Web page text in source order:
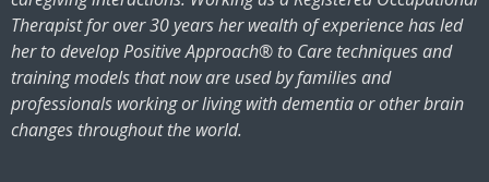
Therapist for over 30 years her wealth of experience has led
her to develop Positive Approach® to Care techniques and
training models that now are used by families and
professionals working or living with dementia or other brain
changes throughout the world.